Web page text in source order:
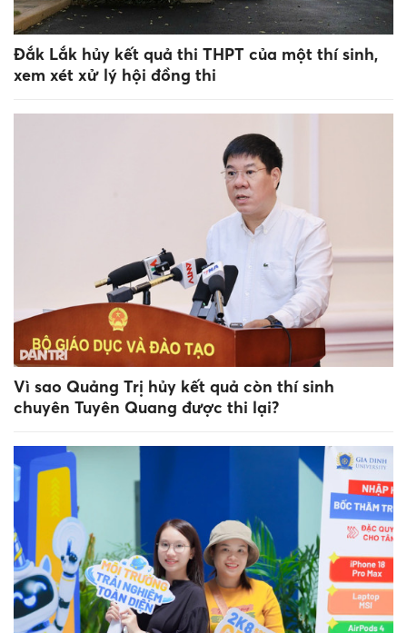
Đắk Lắk hủy kết quả thi THPT của một thí sinh,
xem xét xử lý hội đồng thi
Vì sao Quảng Trị hủy kết quả còn thí sinh
chuyên Tuyên Quang được thi lại?